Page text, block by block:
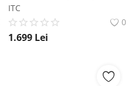
ITC
0
1.699 Lei